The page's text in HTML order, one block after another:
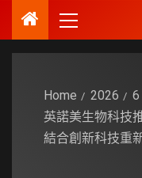
Home 2026 6
英諾美生物科技
結合創新科技重